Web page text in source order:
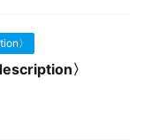
〉
〉